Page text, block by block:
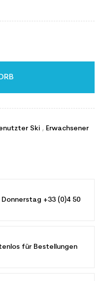
Ski , Erwachsener
+33 (0)4 50
für Bestellungen